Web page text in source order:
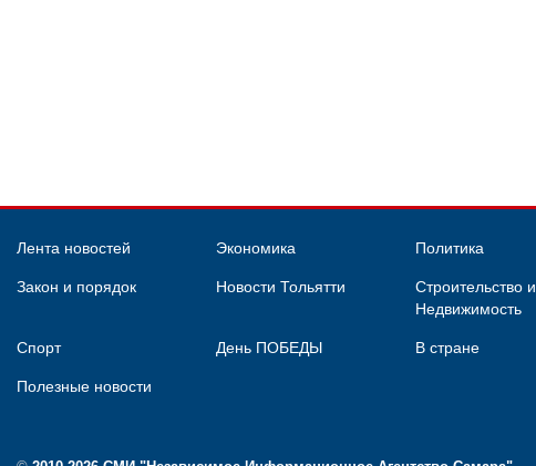
Лента новостей Экономика Политика
Закон и порядок Новости Тольятти
Строительство и
Недвижимость
Спорт День ПОБЕДЫ В стране
Полезные новости